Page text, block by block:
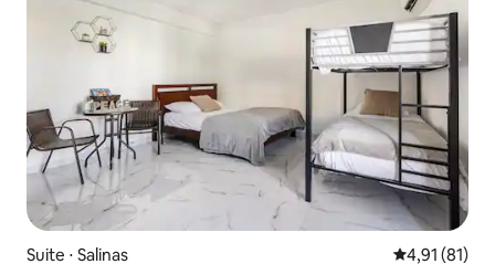
Suite ⋅ Salinas Évaluation
4,91 (81)